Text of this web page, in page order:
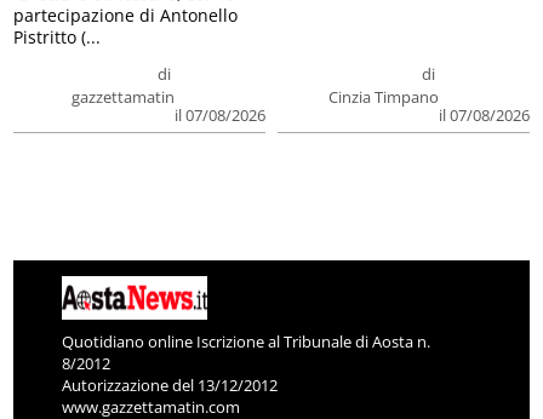
di
gazzettamatin
il 07/08/2026
partecipazione di Antonello
Pistritto (...
di
Cinzia Timpano
il 07/08/2026
Quotidiano online Iscrizione al Tribunale di Aosta n.
8/2012
Autorizzazione del 13/12/2012
www.gazzettamatin.com